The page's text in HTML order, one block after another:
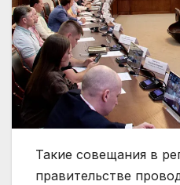
Такие совещания в
правительстве